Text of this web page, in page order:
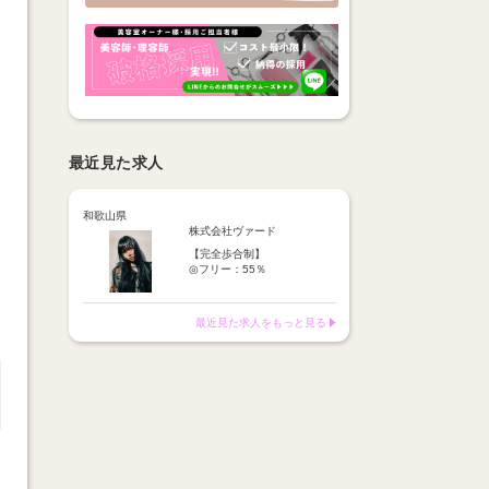
最近見た求人
和歌山県
株式会社ヴァード
【完全歩合制】
◎フリー：55％
※報酬は【税込の売上】に対
してお支払い
最近見た求人をもっと見る